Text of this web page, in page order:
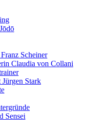
Scheiner
Claudia von Collani
Stark
Sensei